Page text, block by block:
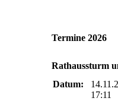
Termine 2026
Rathaussturm
Datum:
17:11